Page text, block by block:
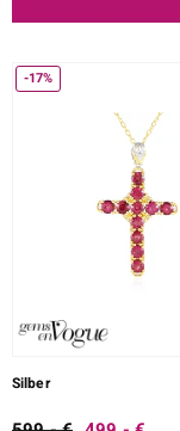
-17%
Silber